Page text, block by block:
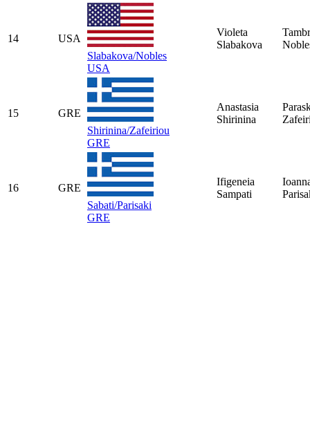
14
USA
Slabakova/Nobles
USA
Violeta
Slabakova
15
GRE
Shirinina/Zafeiriou
GRE
Anastasia
Shirinina
16
GRE
Sabati/Parisaki
GRE
Ifigeneia
Sampati